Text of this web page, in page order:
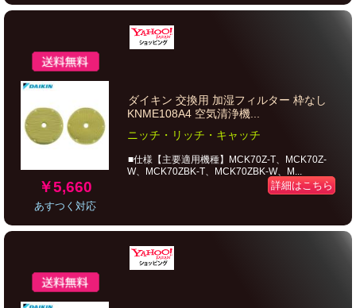
￥5,660
あすつく対応
ダイキン 交換用 加湿フィルター 枠なし
KNME108A4 空気清浄機...
ニッチ・リッチ・キャッチ
■仕様【主要適用機種】MCK70Z-T、MCK70Z-
W、MCK70ZBK-T、MCK70ZBK-W、M...
詳細はこちら